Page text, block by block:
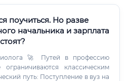
поучиться. Но разве
начальника и зарплата
🚀 Путей в профессию
классическим